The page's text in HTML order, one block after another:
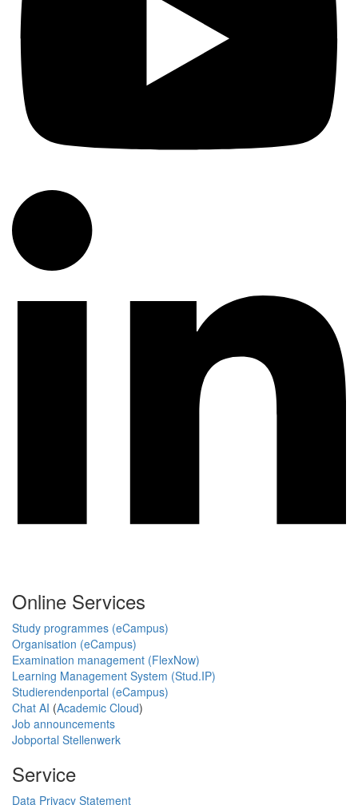
Online Services
Study programmes (eCampus)
Organisation (eCampus)
Examination management (FlexNow)
Learning Management System (Stud.IP)
Studierendenportal (eCampus)
Chat AI (Academic Cloud)
Job announcements
Jobportal Stellenwerk
Service
Data Privacy Statement